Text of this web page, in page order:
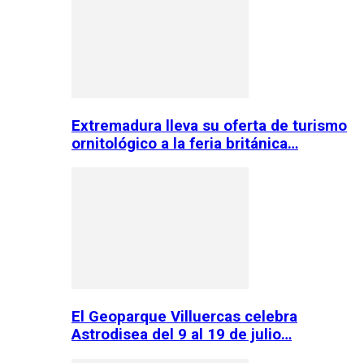
Extremadura lleva su oferta de turismo
ornitológico a la feria británica…
El Geoparque Villuercas celebra
Astrodisea del 9 al 19 de julio…